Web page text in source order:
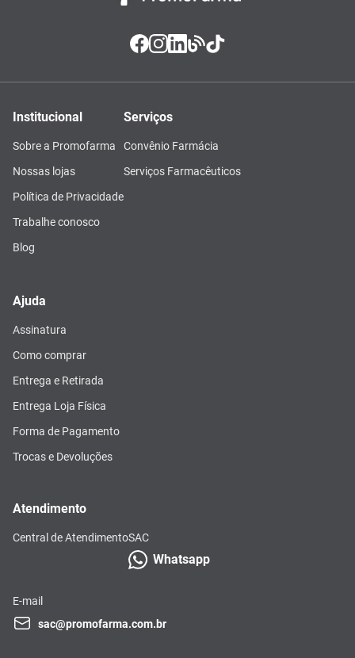
Institucional
Sobre a Promofarma
Nossas lojas
Política de Privacidade
Trabalhe conosco
Blog
Serviços
Convênio Farmácia
Serviços Farmacêuticos
Ajuda
Assinatura
Como comprar
Entrega e Retirada
Entrega Loja Física
Forma de Pagamento
Trocas e Devoluções
Atendimento
Central de AtendimentoSAC
Whatsapp
E-mail
sac@promofarma.com.br